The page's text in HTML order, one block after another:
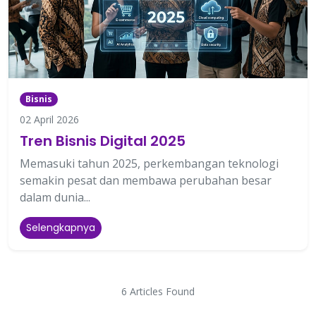
Bisnis
02 April 2026
Tren Bisnis Digital 2025
Memasuki tahun 2025, perkembangan teknologi
semakin pesat dan membawa perubahan besar
dalam dunia...
Selengkapnya
6 Articles Found